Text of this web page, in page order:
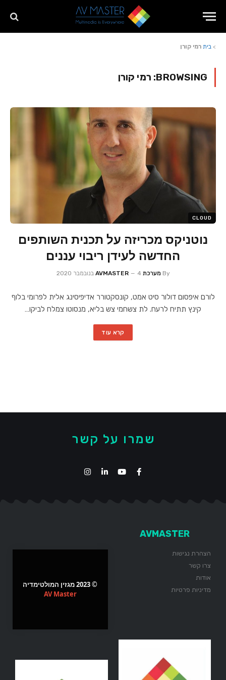
> בית רמי קורן
BROWSING: רמי קורן
CLOUD
נוטניקס מכריזה על תכנית השותפים
החדשה לעידן ריבוי עננים
By מערכת AVMASTER4 בנובמבר 2020
לורם איפסום דולור סיט אמט, קונסקטורר אדיפיסינג אלית לפרומי בלוף
קינץ תתיח לרעח. לת צשחמי צש בליא, מנסוטו צמלח לביקו…
קרא עוד
שמרו על קשר
AVMASTER
הצהרת נגישות
צרו קשר
אודות
מדיניות פרטיות
© 2023 מגזין המולטימדיה
AV Master